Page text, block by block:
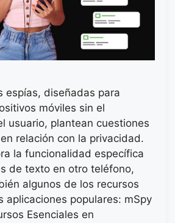
espías, diseñadas para
móviles sin el
usuario, plantean cuestiones
relación con la privacidad.
la funcionalidad específica
de texto en otro teléfono,
algunos de los recursos
aplicaciones populares: mSpy
Esenciales en